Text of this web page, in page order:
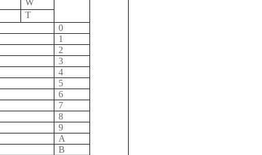
W
T
0
1
2
3
4
5
6
7
8
9
A
B